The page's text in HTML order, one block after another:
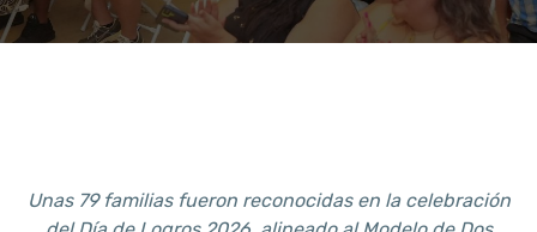
Unas 79 familias fueron reconocidas en la celebración